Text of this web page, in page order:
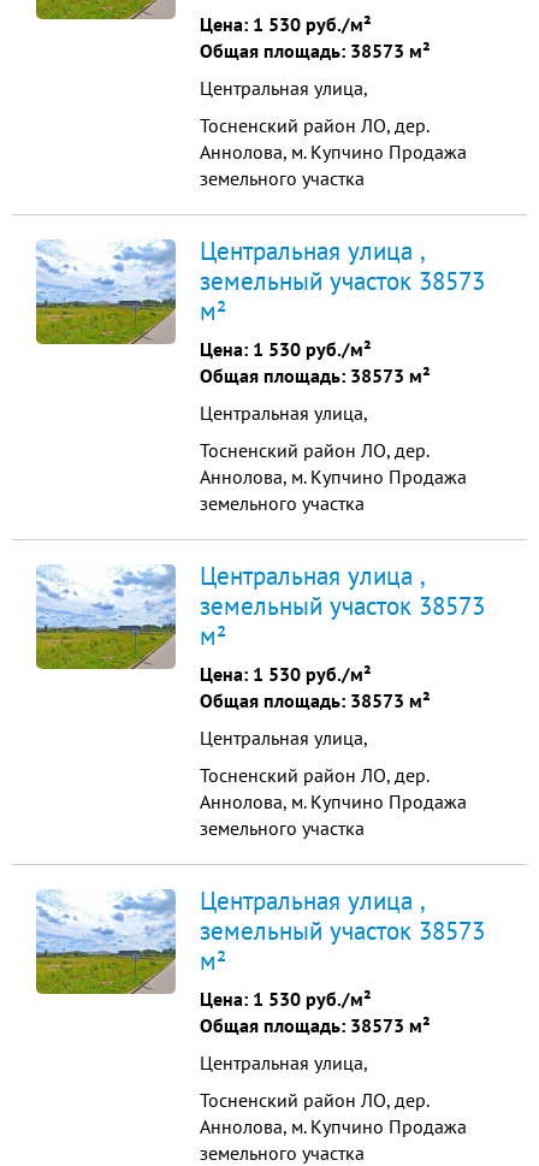
границе участка: газ, вода, тепло,
канализация. Электричество 150
квт прямой договор Цена...
Цена: 1 530 руб./м²
Общая площадь: 38573 м²
Центральная улица,
Тосненский район ЛО, дер.
Аннолова, м. Купчино Продажа
земельного участка
участка промышленного
назначения, общая площадь -
38573 м2. Все коммуникации по
границе участка: газ, вода, тепло,
канализация. Электричество 150
квт прямой договор Цена...
Центральная улица ,
земельный участок 38573
м²
Цена: 1 530 руб./м²
Общая площадь: 38573 м²
Центральная улица,
Тосненский район ЛО, дер.
Аннолова, м. Купчино Продажа
земельного участка
участка промышленного
назначения, общая площадь -
38573 м2. Все коммуникации по
границе участка: газ, вода, тепло,
канализация. Электричество 150
квт прямой договор Цена...
Центральная улица ,
земельный участок 38573
м²
Цена: 1 530 руб./м²
Общая площадь: 38573 м²
Центральная улица,
Тосненский район ЛО, дер.
Аннолова, м. Купчино Продажа
земельного участка
участка промышленного
назначения, общая площадь -
38573 м2. Все коммуникации по
границе участка: газ, вода, тепло,
канализация. Собственность Физ.
Лица Электричество 150 ...
Центральная улица ,
земельный участок 38573
м²
Цена: 1 530 руб./м²
Общая площадь: 38573 м²
Центральная улица,
Тосненский район ЛО, дер.
Аннолова, м. Купчино Продажа
земельного участка